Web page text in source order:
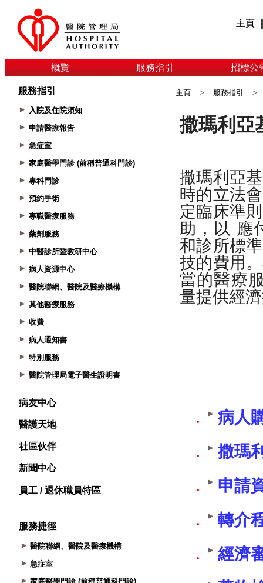
主頁
概覽 服務指引 招標公
服務指引
入院及住院須知
申請醫療報告
急症室
家庭醫學門診 (前稱普通科門診)
專科門診
預約手術
專職醫療服務
藥劑服務
中醫診所暨教研中心
病人資源中心
醫院聯網、醫院及醫療機構
其他醫療服務
收費
病人通知書
特別服務
醫院管理局電子醫生證明書
病友中心
醫護天地
社區伙伴
新聞中心
員工 / 退休職員特區
服務捷徑
醫院聯網、醫院及醫療機構
急症室
主頁 > 服務指引 >